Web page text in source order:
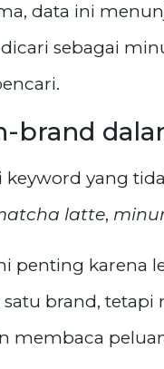
data ini
dicari sebagai
brand
keyword yang
latte,
penting karena
satu brand,
membaca